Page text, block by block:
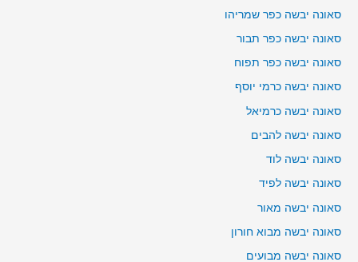
סאונה יבשה כפר שמריהו
סאונה יבשה כפר תבור
סאונה יבשה כפר תפוח
סאונה יבשה כרמי יוסף
סאונה יבשה כרמיאל
סאונה יבשה להבים
סאונה יבשה לוד
סאונה יבשה לפיד
סאונה יבשה מאור
סאונה יבשה מבוא חורון
סאונה יבשה מבועים